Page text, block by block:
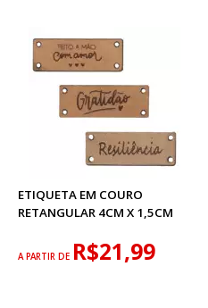
ETIQUETA EM COURO
RETANGULAR 4CM X 1,5CM
A PARTIR DE R$21,99